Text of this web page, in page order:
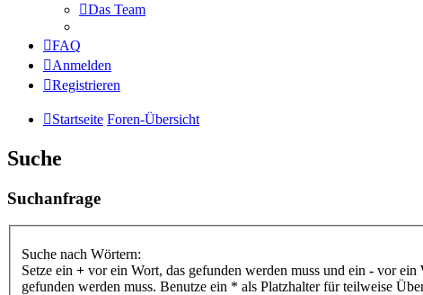
Das Team
FAQ
Anmelden
Registrieren
Startseite Foren-Übersicht
Suche
Suchanfrage
Suche nach Wörtern:
Setze ein + vor ein Wort, das gefunden werden muss und ein - vor ein
gefunden werden muss. Benutze ein * als Platzhalter für teilweise